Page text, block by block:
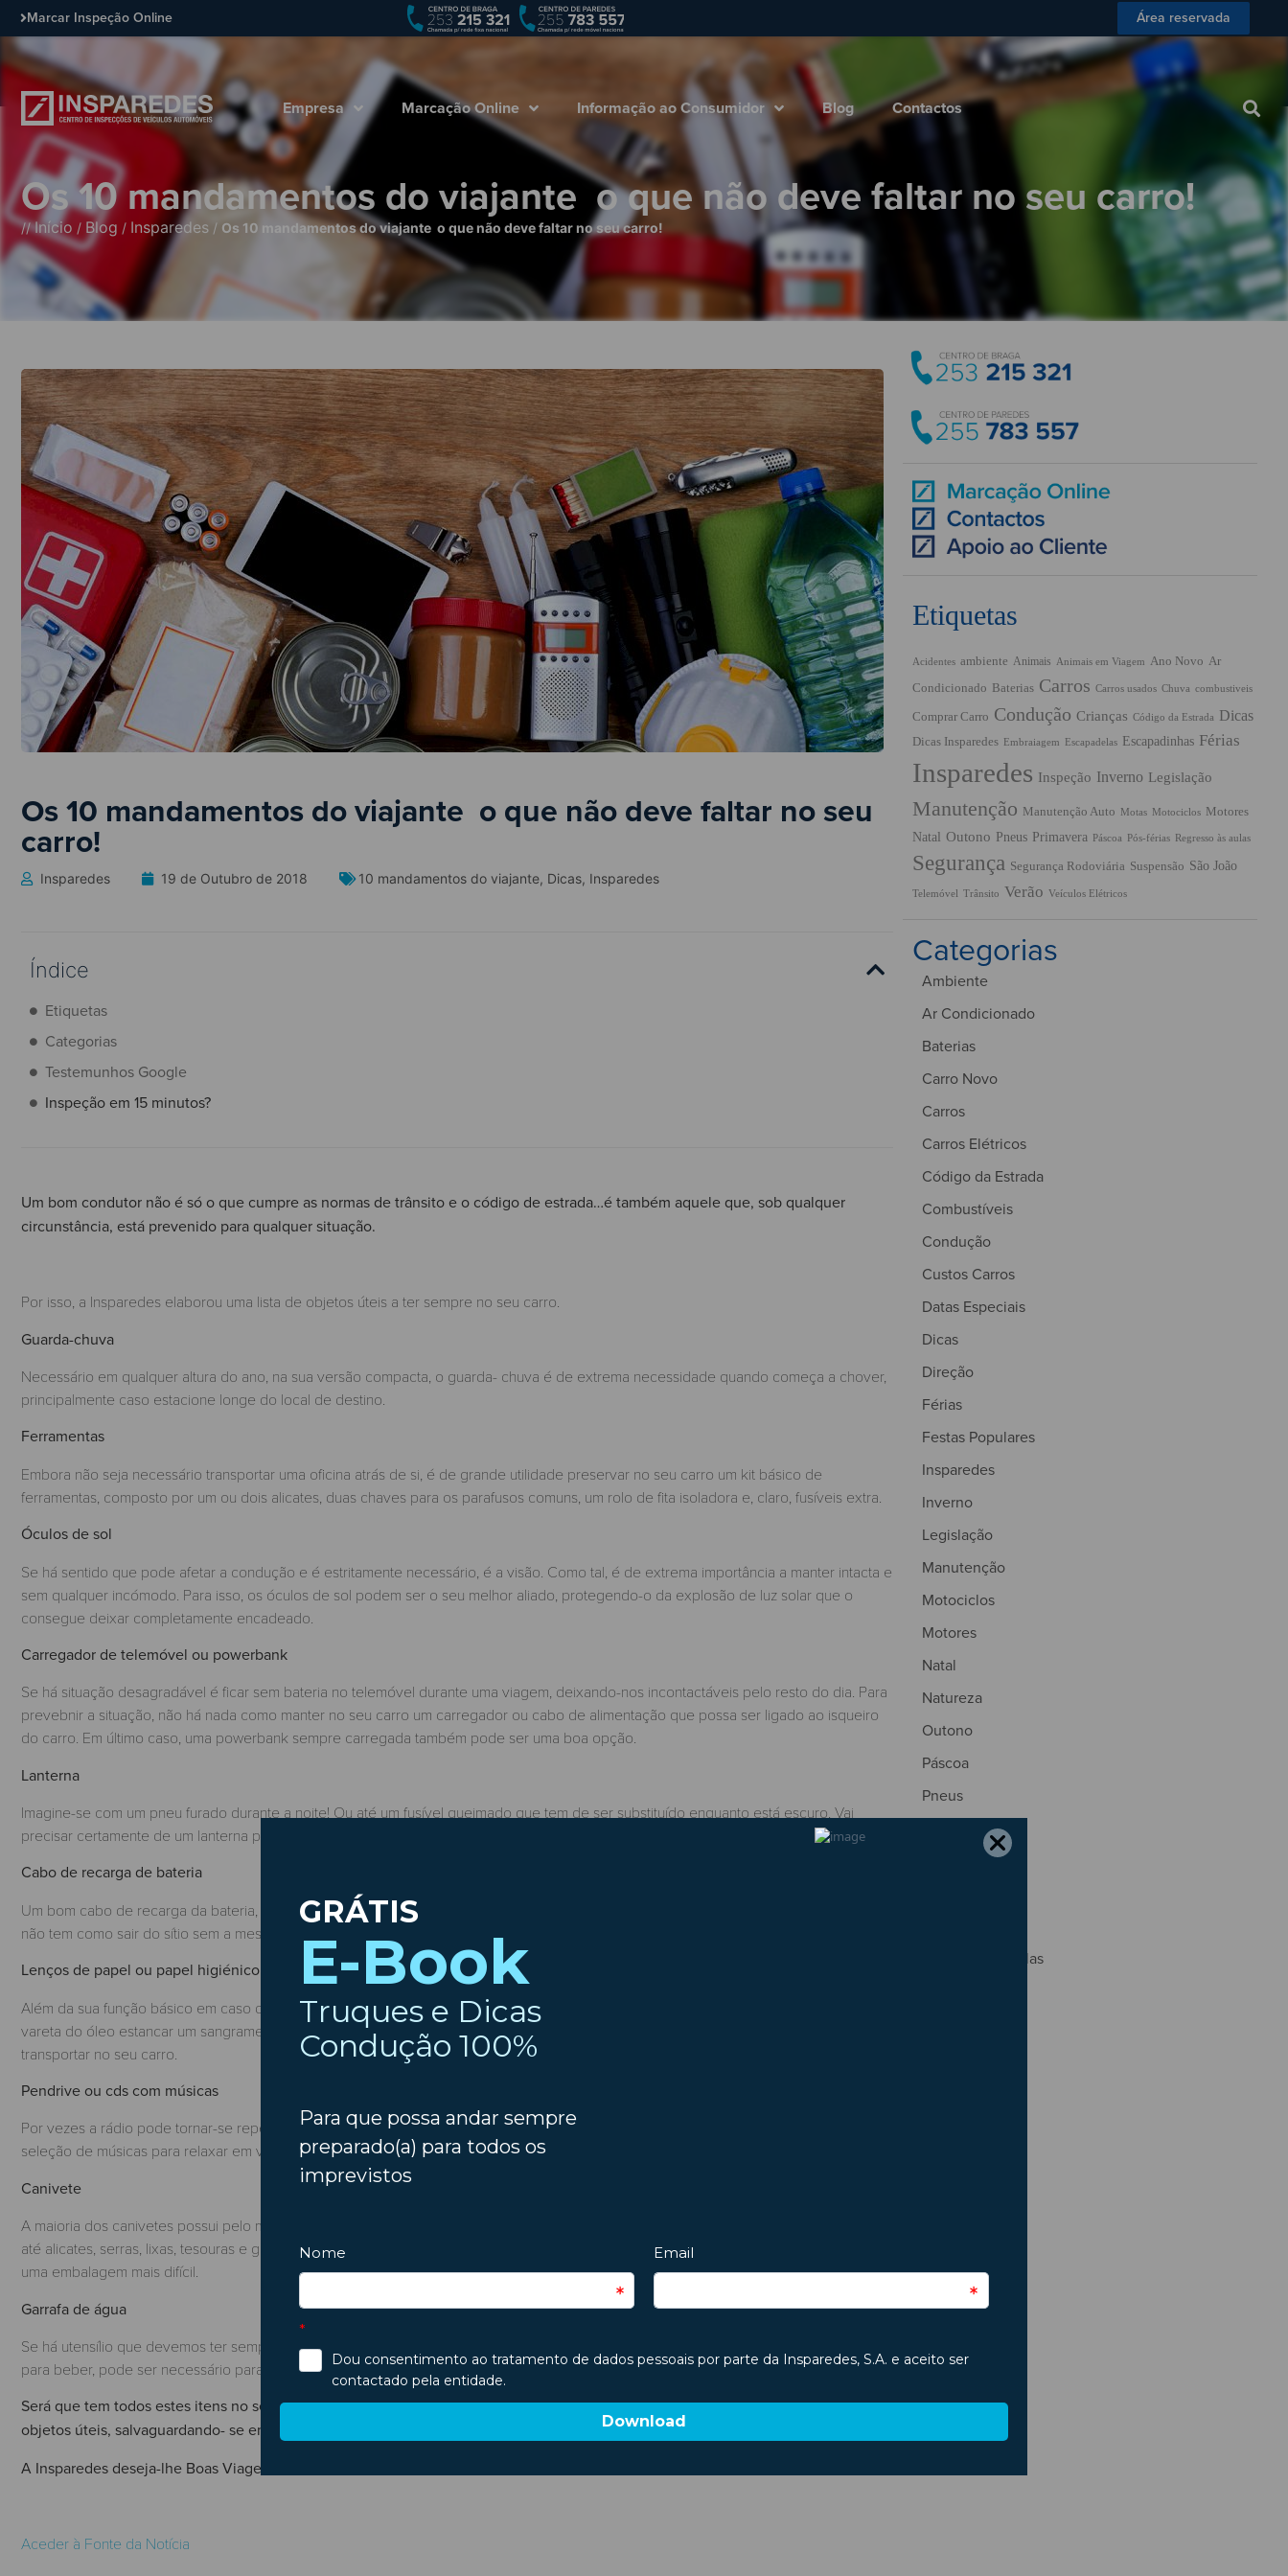
Marcar Inspeção Online Área reservada
Empresa Marcação Online Informação ao Consumidor Blog Contactos
Marcação Online Informação ao Consumidor Blog Contactos
Os 10 mandamentos do viajante  o que não deve faltar no seu carro!
//Início / Blog / Insparedes / Os 10 mandamentos do viajante  o que não deve faltar no seu carro!
Os 10 mandamentos do viajante  o que não deve faltar no seu
carro!
Insparedes 19 de Outubro de 2018 10 mandamentos do viajante, Dicas, Insparedes
Índice
Etiquetas
Categorias
Testemunhos Google
Inspeção em 15 minutos?
Um bom condutor não é só o que cumpre as normas de trânsito e o código de estrada…é também aquele que, sob qualquer
circunstância, está prevenido para qualquer situação.
Por isso, a Insparedes elaborou uma lista de objetos úteis a ter sempre no seu carro.
Guarda-chuva
Necessário em qualquer altura do ano, na sua versão compacta, o guarda- chuva é de extrema necessidade quando começa a chover,
principalmente caso estacione longe do local de destino.
Ferramentas
Embora não seja necessário transportar uma oficina atrás de si, é de grande utilidade preservar no seu carro um kit básico de
ferramentas, composto por um ou dois alicates, duas chaves para os parafusos comuns, um rolo de fita isoladora e, claro, fusíveis extra.
Óculos de sol
Se há sentido que pode afetar a condução e é estritamente necessário, é a visão. Como tal, é de extrema importância a manter intacta e
sem qualquer incómodo. Para isso, os óculos de sol podem ser o seu melhor aliado, protegendo-o da explosão de luz solar que o
consegue deixar completamente encadeado.
Carregador de telemóvel ou powerbank
Se há situação desagradável é ficar sem bateria no telemóvel durante uma viagem, deixando-nos incontactáveis pelo resto do dia. Para
prevebnir a situação, não há nada como manter no seu carro um carregador ou cabo de alimentação que possa ser ligado ao isqueiro
do carro. Em último caso, uma powerbank sempre carregada também pode ser uma boa opção.
Lanterna
Imagine-se com um pneu furado durante a noite! Ou até um fusível queimado que tem de ser substituído enquanto está escuro. Vai
precisar certamente de um lanterna para garantir a visualização das coisas ao seu redor.
Cabo de recarga de bateria
Um bom cabo de recarga da bateria, salvá-lo-há em momentos de aperto em que a bateria do seu carro descarregar e perceber que
não tem como sair do sítio sem a mesma.
Lenços de papel ou papel higiénico
Além da sua função básico em caso de emergências, um rolo ou caixa de papel pode ser o seu aliado para limpar vidros embaciados,
vareta do óleo estancar um sangramento ou simplesmente limpar as suas mãos. Já que é um utensílio leve, não tem motivos para não o
transportar no seu carro.
Pendrive ou cds com músicas
Por vezes a rádio pode tornar-se repetitiva ou não corresponder ao seu gosto pessoal. Assim, nada melhor do que ter a sua própria
seleção de músicas para relaxar em viagens longas ou quando se encontra em trânsito caótico.
Canivete
A maioria dos canivetes possui pelo menos três funções, já que possui uma lâmina fina, um fio de corte e uma ponta aguda. Alguns, têm
até alicates, serras, lixas, tesouras e ganchos, podendo facilitar na resolução de alguns problemas ou necessidades, como a abertura de
uma embalagem mais difícil.
Garrafa de água
Se há utensílio que devemos ter sempre a nosso dispor é a garrafa de água, principalmente em viagens de carro. Mesmo que não seja
para beber, pode ser necessário para limpar um vidro, colocar no depósito da água ou até no limpa-brisas.
Será que tem todos estes itens no seu carro? Temos a certeza que ainda não! Como tal, previna-se e mantenha alguns destes
objetos úteis, salvaguardando- se em caso de imprevistos!
A Insparedes deseja-lhe Boas Viagens!
Aceder à Fonte da Notícia
Etiquetas
Acidentes ambiente Animais Animais em Viagem Ano Novo Ar
Condicionado Baterias Carros Carros usados Chuva combustiveis
Comprar Carro Condução Crianças Código da Estrada Dicas
Dicas Insparedes Embraiagem Escapadelas Escapadinhas Férias
Insparedes Inspeção Inverno Legislação
Manutenção Manutenção Auto Motas Motociclos Motores
Natal Outono Pneus Primavera Páscoa Pós-férias Regresso às aulas
Segurança Segurança Rodoviária Suspensão São João
Telemóvel Trânsito Verão Veículos Elétricos
Categorias
Ambiente
Ar Condicionado
Baterias
Carro Novo
Carros
Carros Elétricos
Código da Estrada
Combustíveis
Condução
Custos Carros
Datas Especiais
Dicas
Direção
Férias
Festas Populares
Insparedes
Inverno
Legislação
Manutenção
Motociclos
Motores
Natal
Natureza
Outono
Páscoa
Pneus
Portagens
Poupança
Regresso às Aulas